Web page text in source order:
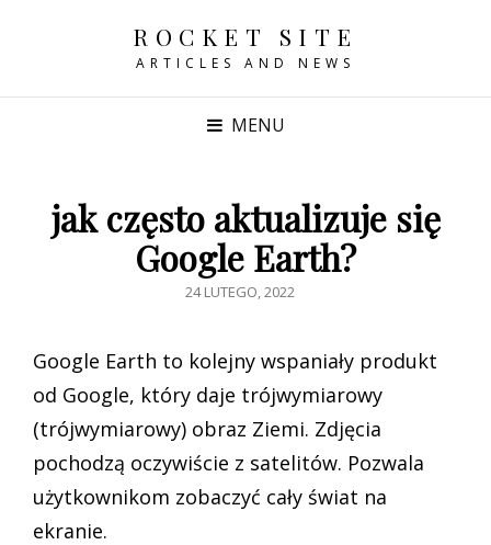
ROCKET SITE
ARTICLES AND NEWS
MENU
jak często aktualizuje się
Google Earth?
POSTED
24 LUTEGO, 2022
Google Earth to kolejny wspaniały produkt
od Google, który daje trójwymiarowy
(trójwymiarowy) obraz Ziemi. Zdjęcia
pochodzą oczywiście z satelitów. Pozwala
użytkownikom zobaczyć cały świat na
ekranie.